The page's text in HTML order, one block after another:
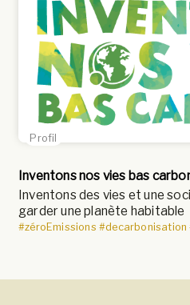
Profil
Inventons nos vies bas
Inventons des vies et une
garder une planète habitable
#zéroEmissions #decarbonisation